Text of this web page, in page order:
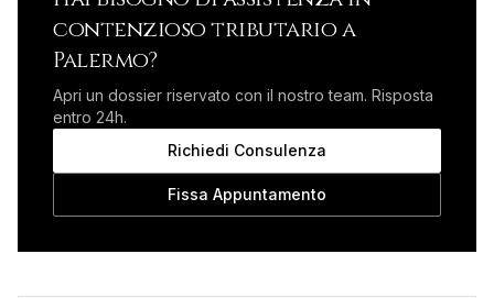
contenzioso tributarioa
Palermo?
Apri un dossier riservato con il nostro team. Risposta
entro 24h.
Richiedi Consulenza
Fissa Appuntamento